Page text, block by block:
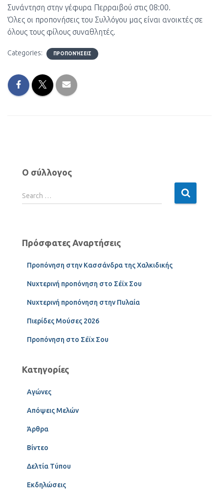
Συνάντηση στην γέφυρα Περραιβού στις 08:00.
Όλες οι προπονήσεις του Συλλόγου μας είναι ανοικτές σε
όλους τους φίλους συναθλητές.
Categories: ΠΡΟΠΟΝΉΣΕΙΣ
Ο σύλλογος
Search …
Πρόσφατες Αναρτήσεις
Προπόνηση στην Κασσάνδρα της Χαλκιδικής
Νυχτερινή προπόνηση στο Σέϊχ Σου
Νυχτερινή προπόνηση στην Πυλαία
Πιερίδες Μούσες 2026
Προπόνηση στο Σέϊχ Σου
Κατηγορίες
Αγώνες
Απόψεις Μελών
Άρθρα
Βίντεο
Δελτία Τύπου
Εκδηλώσεις